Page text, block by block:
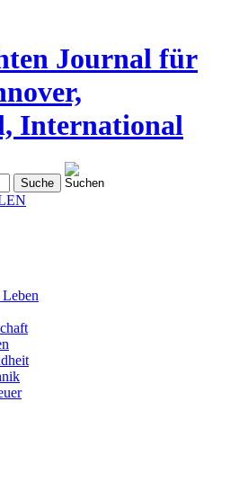
Journal für
International